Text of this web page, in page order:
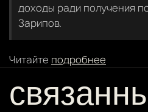
доходы ради получения
Зарипов.
Читайте подробнее